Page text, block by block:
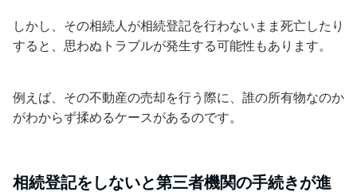
しかし、その相続人が相続登記を行わないまま死亡したり
すると、思わぬトラブルが発生する可能性もあります。
例えば、その不動産の売却を行う際に、誰の所有物なのか
がわからず揉めるケースがあるのです。
相続登記をしないと第三者機関の手続きが進